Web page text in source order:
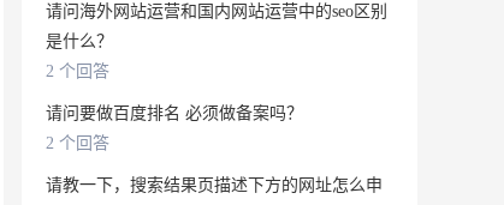
请问海外网站运营和国内网站运营中的seo区别
是什么？
2 个回答
请问要做百度排名 必须做备案吗？
2 个回答
请教一下，搜索结果页描述下方的网址怎么申